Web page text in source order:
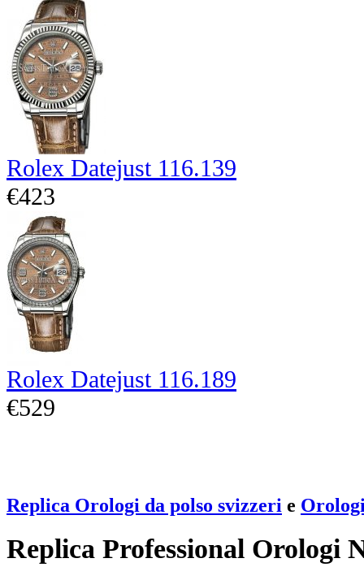
Rolex Datejust 116.139
€423
Rolex Datejust 116.189
€529
Replica Orologi da polso svizzeri e
Replica Professional Orologi